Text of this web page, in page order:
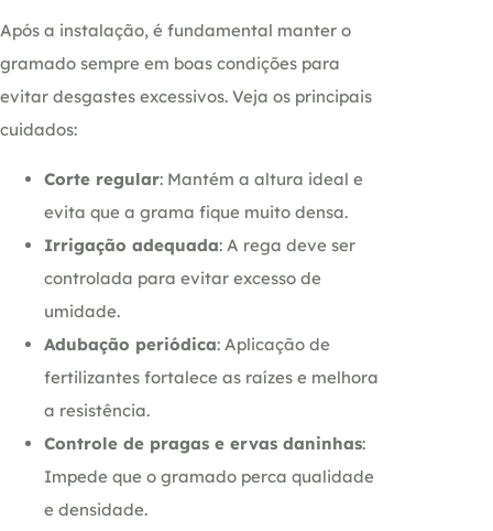
Após a instalação, é fundamental manter o
gramado sempre em boas condições para
evitar desgastes excessivos. Veja os principais
cuidados:
Corte regular: Mantém a altura ideal e
evita que a grama fique muito densa.
Irrigação adequada: A rega deve ser
controlada para evitar excesso de
umidade.
Adubação periódica: Aplicação de
fertilizantes fortalece as raízes e melhora
a resistência.
Controle de pragas e ervas daninhas:
Impede que o gramado perca qualidade
e densidade.